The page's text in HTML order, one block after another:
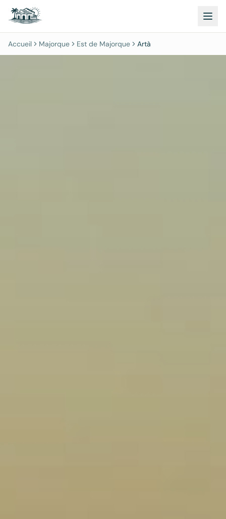
Accueil Majorque Est de Majorque Artà